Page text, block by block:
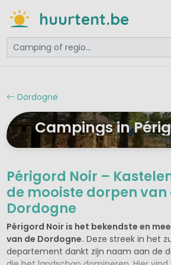
huurtent.be
Dordogne
Campings in
Périgord Noir –
de mooiste dorpen van
Dordogne
Périgord Noir is het bekendste en
van de Dordogne. Deze streek in het
departement dankt zijn naam aan de